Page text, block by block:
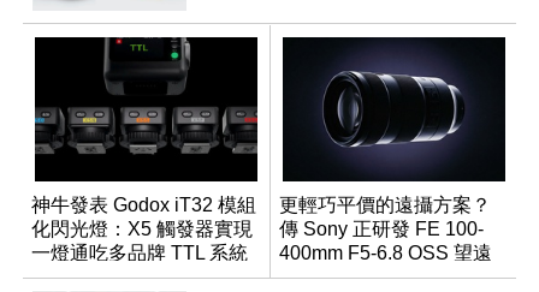
神牛發表 Godox iT32 模組
化閃光燈：X5 觸發器實現
一燈通吃多品牌 TTL 系統
更輕巧平價的遠攝方案？
傳 Sony 正研發 FE 100-
400mm F5-6.8 OSS 望遠
變焦鏡頭